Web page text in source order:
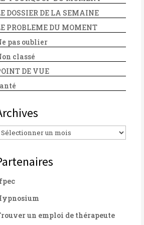
DOSSIER DE LA SEMAINE
PROBLEME DU MOMENT
pas oublier
classé
DE VUE
un emploi de thérapeute